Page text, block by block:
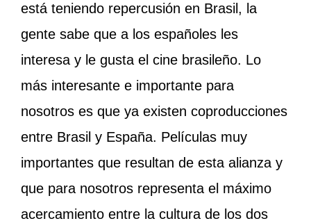
está teniendo repercusión en Brasil, la
gente sabe que a los españoles les
interesa y le gusta el cine brasileño. Lo
más interesante e importante para
nosotros es que ya existen coproducciones
entre Brasil y España. Películas muy
importantes que resultan de esta alianza y
que para nosotros representa el máximo
acercamiento entre la cultura de los dos